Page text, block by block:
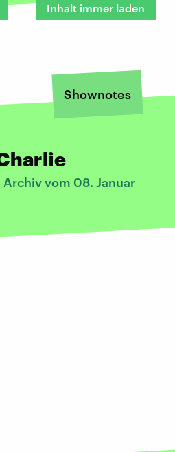
Inhalt immer laden
Shownotes
vom 08. Januar